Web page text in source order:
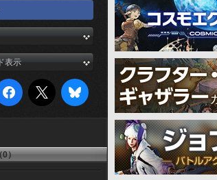
表示
0）